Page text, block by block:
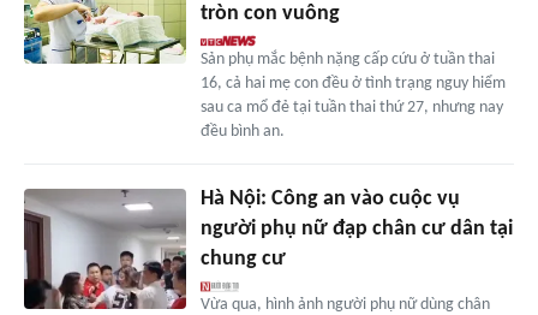
tròn con vuông
Sản phụ mắc bệnh nặng cấp cứu ở tuần thai
16, cả hai mẹ con đều ở tình trạng nguy hiểm
sau ca mổ đẻ tại tuần thai thứ 27, nhưng nay
đều bình an.
Hà Nội: Công an vào cuộc vụ
người phụ nữ đạp chân cư dân tại
chung cư
Vừa qua, hình ảnh người phụ nữ dùng chân